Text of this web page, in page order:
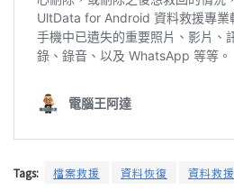
Tags: 檔案救援 資料恢復 資料救援